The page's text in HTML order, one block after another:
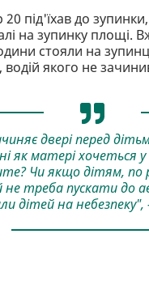
під'їхав до
на зупинку площі.
стояли на
якого не
двері перед
як матері хочеться
Чи якщо дітям, по
треба пускати до
дітей на